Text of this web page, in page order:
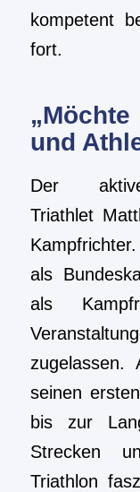
kompetent
fort.
und
Der
Triathlet
als
als
zugelassen.
seinen
bis zur
Strecken
Triathlon